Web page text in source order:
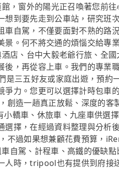
，窗外的陽光正召喚著您前
想到要先走到公車站，研究班
自駕，不僅要面對不熟的路
景。何不將交通的煩惱交給
店、台中大毅老爺行旅、全
，再從容上車。我們的專業
是三五好友或家庭出遊，預約
爭力。您更可以選擇計時包車
造一趟真正放鬆、深度的客
轎車、休旅車、九座車供選
擇，在經過資料整理與分析
過如果想兼顧花費預算，
自駕、計程車、高鐵的優缺
人時，tripool也有提供到府接